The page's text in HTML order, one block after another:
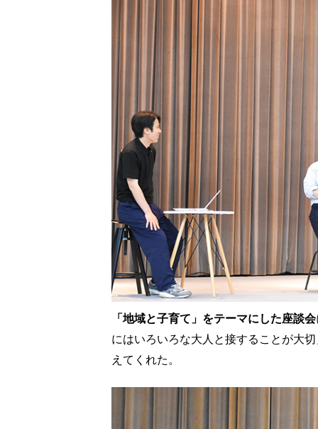
「地域と子育て」をテーマにした座談会
にはいろいろな大人と接することが大
えてくれた。